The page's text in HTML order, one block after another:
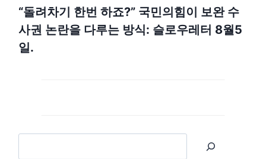
“돌려차기 한번 하죠?” 국민의힘이 보완 수
사권 논란을 다루는 방식: 슬로우레터 8월5
일.